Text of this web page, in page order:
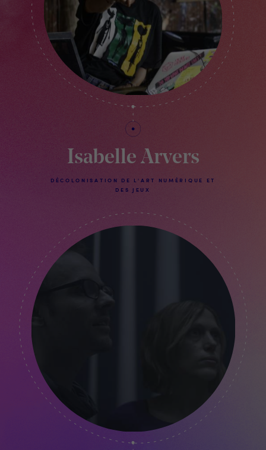
Isabelle Arvers
DÉCOLONISATION DE L'ART NUMÉRIQUE ET
DES JEUX